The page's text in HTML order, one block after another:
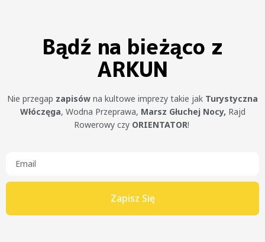
Bądź na bieżąco z
ARKUN
Nie przegap zapisów na kultowe imprezy takie jak Turystyczna
Włóczęga, Wodna Przeprawa, Marsz Głuchej Nocy, Rajd
Rowerowy czy ORIENTATOR!
Zapisz Się